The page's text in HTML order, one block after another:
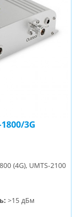
3G
(4G), UMTS-2100
>15 дБм